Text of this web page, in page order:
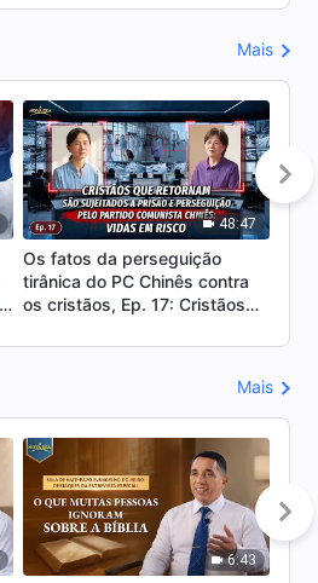
de Abidjã, Costa do Marfim:
amarras dos caracteres
corruptos
no
Mais
48:47
Os fatos da perseguição
tirânica do PC Chinês contra
os cristãos, Ep. 17: Cristãos
prisão e perseguição pelo
Mais
6:43